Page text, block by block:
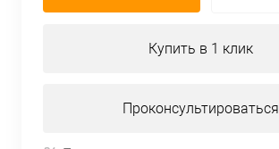
Купить в 1 клик
Проконсультироваться